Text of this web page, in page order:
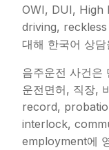
OWI, DUI, High
driving, reckless
대해 한국어 상
음주운전 사건은
운전면허, 직장,
record,
interlock,
employment에